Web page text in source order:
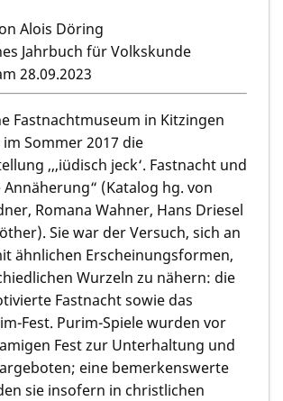
Alois Döring
Jahrbuch für Volkskunde
28.09.2023
Fastnachtmuseum in Kitzingen
Sommer 2017 die
,,‚iüdisch jeck‘. Fastnacht und
Annäherung“ (Katalog hg. von
Romana Wahner, Hans Driesel
Sie war der Versuch, sich an
ähnlichen Erscheinungsformen,
Wurzeln zu nähern: die
Fastnacht sowie das
Fest. Purim-Spiele wurden vor
Fest zur Unterhaltung und
eine bemerkenswerte
sie insofern in christlichen